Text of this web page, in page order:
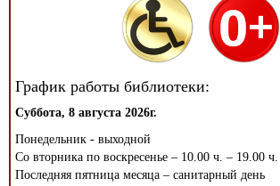
График работы библиотеки:
Суббота, 8 августа 2026г.
Понедельник - выходной
Со вторника по воскресенье – 10.00 ч. – 19.00 ч.
Последняя пятница месяца – санитарный день